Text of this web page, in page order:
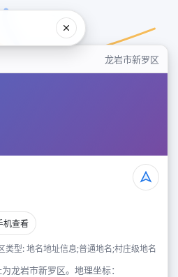
龙岩市新罗区
机查看
类型: 地名地址信息;普通地名;村庄级地名
龙岩市新罗区。地理坐标：